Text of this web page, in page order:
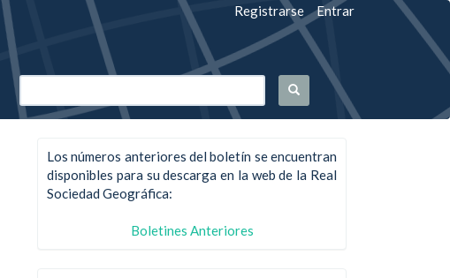
Registrarse Entrar
Los números anteriores del boletín se encuentran
disponibles para su descarga en la web de la Real
Sociedad Geográfica:
Boletines Anteriores